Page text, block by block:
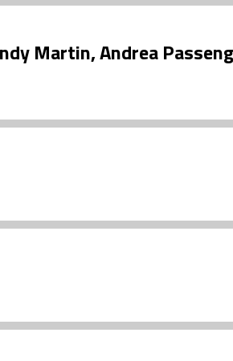
Martin, Andrea